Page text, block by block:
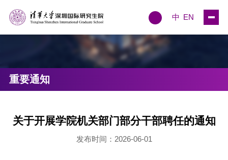
中 EN
重要通知
关于开展学院机关部门部分干部聘任的通知
发布时间：2026-06-01